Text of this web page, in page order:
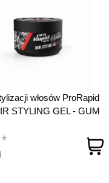
włosów ProRapid
STYLING GEL - GUM